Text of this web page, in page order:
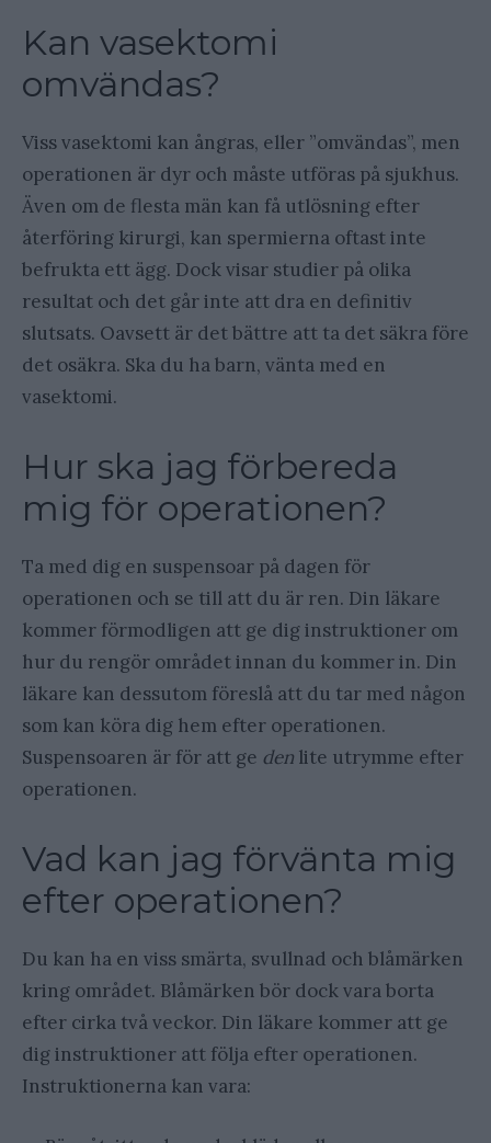
Kan vasektomi
omvändas?
Viss vasektomi kan ångras, eller ”omvändas”, men
operationen är dyr och måste utföras på sjukhus.
Även om de flesta män kan få utlösning efter
återföring kirurgi, kan spermierna oftast inte
befrukta ett ägg. Dock visar studier på olika
resultat och det går inte att dra en definitiv
slutsats. Oavsett är det bättre att ta det säkra före
det osäkra. Ska du ha barn, vänta med en
vasektomi.
Hur ska jag förbereda
mig för operationen?
Ta med dig en suspensoar på dagen för
operationen och se till att du är ren. Din läkare
kommer förmodligen att ge dig instruktioner om
hur du rengör området innan du kommer in. Din
läkare kan dessutom föreslå att du tar med någon
som kan köra dig hem efter operationen.
Suspensoaren är för att ge den lite utrymme efter
operationen.
Vad kan jag förvänta mig
efter operationen?
Du kan ha en viss smärta, svullnad och blåmärken
kring området. Blåmärken bör dock vara borta
efter cirka två veckor. Din läkare kommer att ge
dig instruktioner att följa efter operationen.
Instruktionerna kan vara: